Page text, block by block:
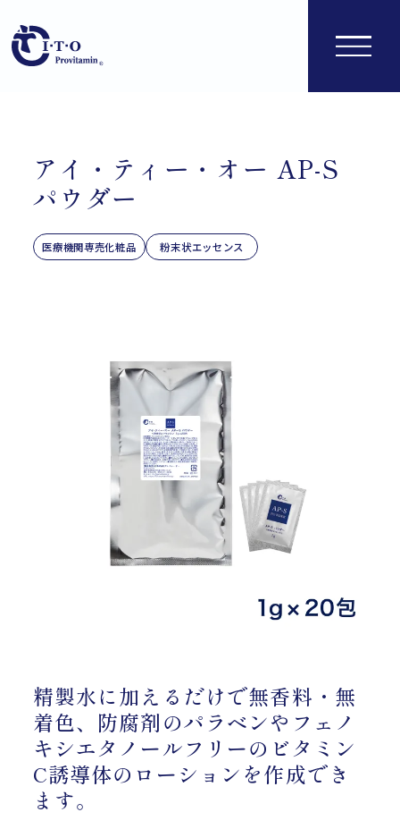
アイ・ティー・オー AP-S
パウダー
医療機関専売化粧品 粉末状エッセンス
精製水に加えるだけで無香料・無
着色、防腐剤のパラベンやフェノ
キシエタノールフリーのビタミン
C誘導体のローションを作成でき
ます。